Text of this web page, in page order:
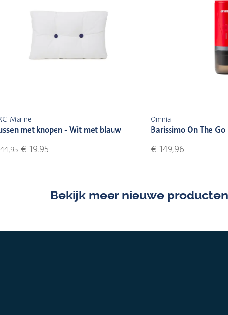
Marine
met knopen - Wit met blauw
€ 19,95
Omnia
Barissimo On The Go
€ 149,96
Bekijk meer nieuwe producten